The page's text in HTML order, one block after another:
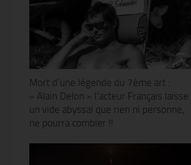
Mort d’une légende du 7ème art :
« Alain Delon » l’acteur Français laisse
un vide abyssal que rien ni personne,
ne pourra combler !!